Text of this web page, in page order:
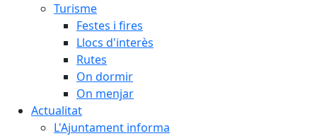
Turisme
Festes i fires
Llocs d'interès
Rutes
On dormir
On menjar
Actualitat
L'Ajuntament informa